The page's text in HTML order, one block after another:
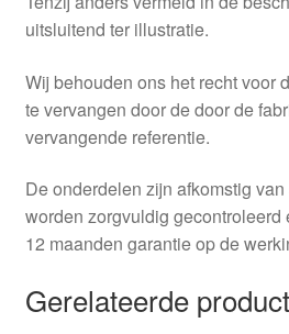
uitsluitend ter illustratie.
Wij behouden ons het recht voor
te vervangen door de door de
vervangende referentie.
De onderdelen zijn afkomstig
worden zorgvuldig gecontroleerd
12 maanden garantie op de
Gerelateerde